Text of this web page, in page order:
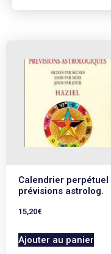
Calendrier perpétuel
prévisions astrolog.
15,20€
Ajouter au panier